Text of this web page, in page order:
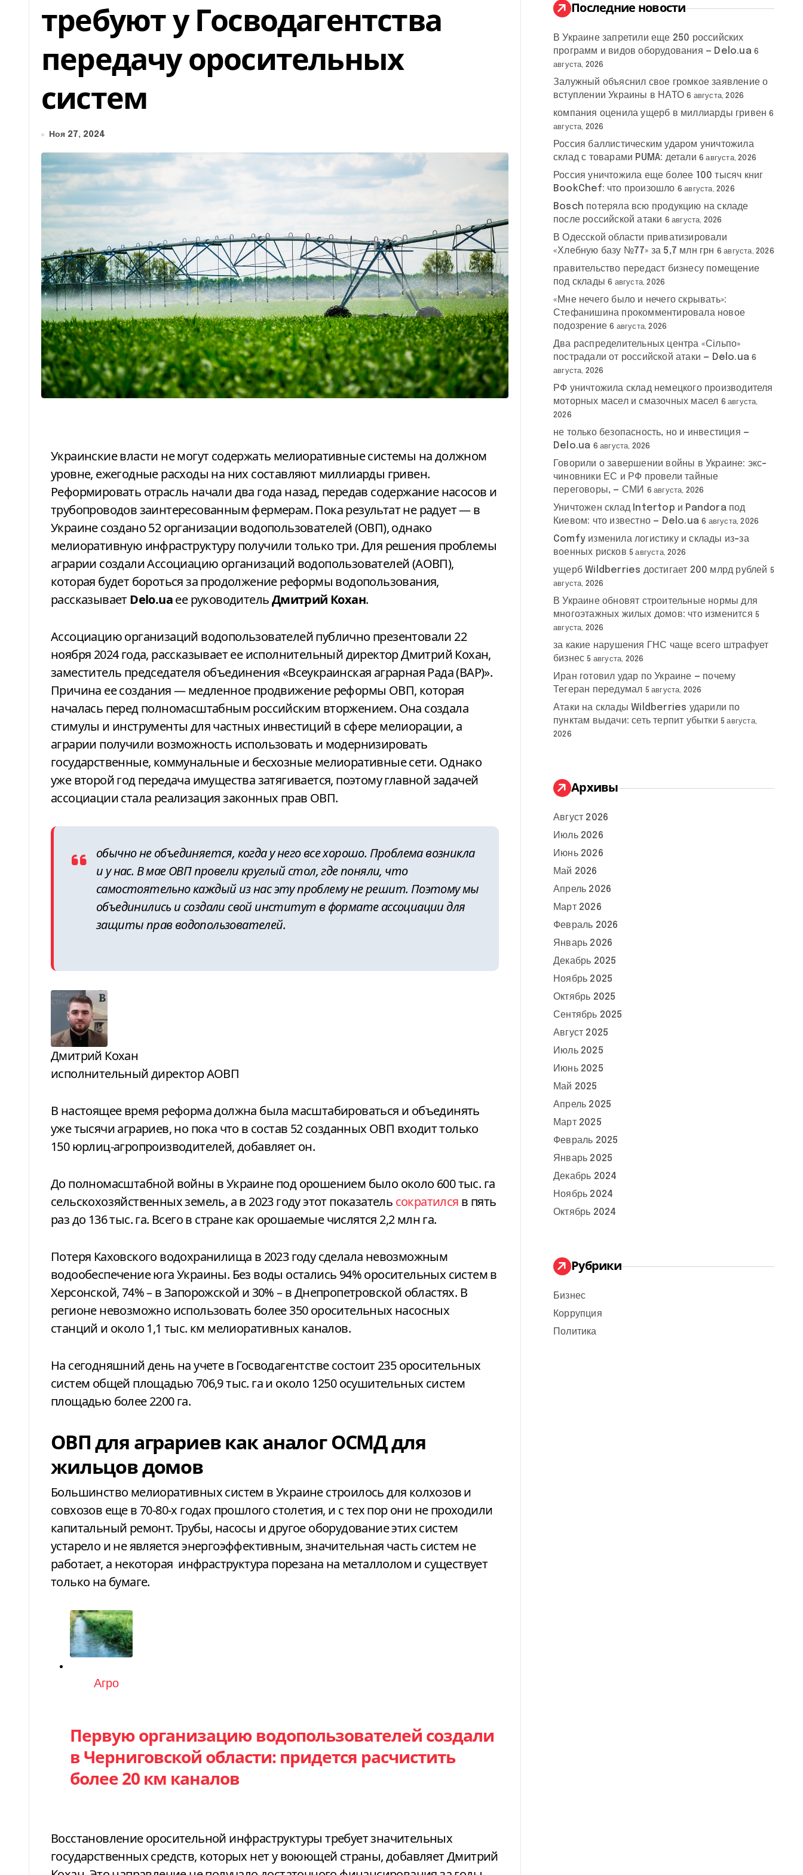
требуют у Госводагентства
передачу оросительных
систем
Ноя 27, 2024
Украинские власти не могут содержать мелиоративные системы на должном
уровне, ежегодные расходы на них составляют миллиарды гривен.
Реформировать отрасль начали два года назад, передав содержание насосов и
трубопроводов заинтересованным фермерам. Пока результат не радует — в
Украине создано 52 организации водопользователей (ОВП), однако
мелиоративную инфраструктуру получили только три. Для решения проблемы
аграрии создали Ассоциацию организаций водопользователей (АОВП),
которая будет бороться за продолжение реформы водопользования,
рассказываетDelo.uaее руководительДмитрий Кохан.
Ассоциацию организаций водопользователей публично презентовали 22
ноября 2024 года, рассказывает ее исполнительный директор Дмитрий Кохан,
заместитель председателя объединения «Всеукраинская аграрная Рада (ВАР)».
Причина ее создания — медленное продвижение реформы ОВП, которая
началась перед полномасштабным российским вторжением. Она создала
стимулы и инструменты для частных инвестиций в сфере мелиорации, а
аграрии получили возможность использовать и модернизировать
государственные, коммунальные и бесхозные мелиоративные сети. Однако
уже второй год передача имущества затягивается, поэтому главной задачей
ассоциации стала реализация законных прав ОВП.
обычно не объединяется, когда у него все хорошо. Проблема возникла
и у нас. В мае ОВП провели круглый стол, где поняли, что
самостоятельно каждый из нас эту проблему не решит. Поэтому мы
объединились и создали свой институт в формате ассоциации для
защиты прав водопользователей.
Дмитрий Кохан
исполнительный директор АОВП
В настоящее время реформа должна была масштабироваться и объединять
уже тысячи аграриев, но пока что в состав 52 созданных ОВП входит только
150 юрлиц-агропроизводителей, добавляет он.
До полномасштабной войны в Украине под орошением было около 600 тыс. га
сельскохозяйственных земель, а в 2023 году этот показатель сократился в пять
раз до 136 тыс. га. Всего в стране как орошаемые числятся 2,2 млн га.
Потеря Каховского водохранилища в 2023 году сделала невозможным
водообеспечение юга Украины. Без воды остались 94% оросительных систем в
Херсонской, 74% – в Запорожской и 30% – в Днепропетровской областях. В
регионе невозможно использовать более 350 оросительных насосных
станций и около 1,1 тыс. км мелиоративных каналов.
На сегодняшний день на учете в Госводагентстве состоит 235 оросительных
систем общей площадью 706,9 тыс. га и около 1250 осушительных систем
площадью более 2200 га.
ОВП для аграриев как аналог ОСМД для
жильцов домов
Большинство мелиоративных систем в Украине строилось для колхозов и
совхозов еще в 70-80-х годах прошлого столетия, и с тех пор они не проходили
капитальный ремонт. Трубы, насосы и другое оборудование этих систем
устарело и не является энергоэффективным, значительная часть систем не
работает, а некоторая инфраструктура порезана на металлолом и существует
только на бумаге.
Категория
Агро
Первую организацию водопользователей создали
в Черниговской области: придется расчистить
более 20 км каналов
Восстановление оросительной инфраструктуры требует значительных
государственных средств, которых нет у воюющей страны, добавляет Дмитрий
:
Последние новости
В Украине запретили еще 250 российских
программ и видов оборудования — Delo.ua 6
августа, 2026
Залужный объяснил свое громкое заявление о
вступлении Украины в НАТО 6 августа, 2026
компания оценила ущерб в миллиарды гривен 6
августа, 2026
Россия баллистическим ударом уничтожила
склад с товарами PUMA: детали 6 августа, 2026
Россия уничтожила еще более 100 тысяч книг
BookChef: что произошло 6 августа, 2026
Bosch потеряла всю продукцию на складе
после российской атаки 6 августа, 2026
В Одесской области приватизировали
«Хлебную базу №77» за 5,7 млн грн 6 августа, 2026
правительство передаст бизнесу помещение
под склады 6 августа, 2026
«Мне нечего было и нечего скрывать»:
Стефанишина прокомментировала новое
подозрение 6 августа, 2026
Два распределительных центра «Сільпо»
пострадали от российской атаки — Delo.ua 6
августа, 2026
РФ уничтожила склад немецкого производителя
моторных масел и смазочных масел 6 августа,
2026
не только безопасность, но и инвестиция —
Delo.ua 6 августа, 2026
Говорили о завершении войны в Украине: экс-
чиновники ЕС и РФ провели тайные
переговоры, — СМИ
6 августа, 2026
Уничтожен склад Intertop и Pandora под
Киевом: что известно — Delo.ua 6 августа, 2026
Comfy изменила логистику и склады из-за
военных рисков 5 августа, 2026
ущерб Wildberries достигает 200 млрд рублей 5
августа, 2026
В Украине обновят строительные нормы для
многоэтажных жилых домов: что изменится 5
августа, 2026
за какие нарушения ГНС чаще всего штрафует
бизнес 5 августа, 2026
Иран готовил удар по Украине — почему
Тегеран передумал 5 августа, 2026
Атаки на склады Wildberries ударили по
пунктам выдачи: сеть терпит убытки 5 августа,
2026
Архивы
Август 2026
Июль 2026
Июнь 2026
Май 2026
Апрель 2026
Март 2026
Февраль 2026
Январь 2026
Декабрь 2025
Ноябрь 2025
Октябрь 2025
Сентябрь 2025
Август 2025
Июль 2025
Июнь 2025
Май 2025
Апрель 2025
Март 2025
Февраль 2025
Январь 2025
Декабрь 2024
Ноябрь 2024
Октябрь 2024
Рубрики
Бизнес
Коррупция
Политика